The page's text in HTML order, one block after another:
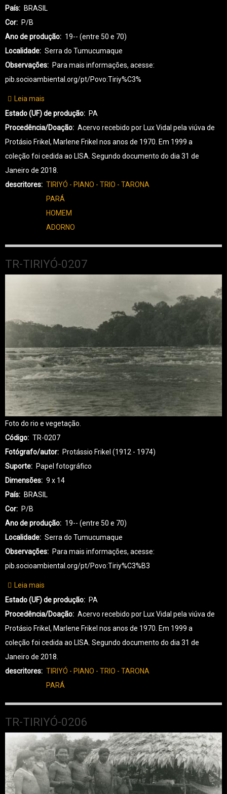
País
BRASIL
Cor
P/B
Ano de produção
19-- (entre 50 e 70)
Localidade
Serra do Tumucumaque
Observações
Para mais informações, acesse:
pib.socioambiental.org/pt/Povo:Tiriy%C3%
Leia mais
TR-
TIRIYÓ-0208
Estado (UF) de produção
PA
Procedência/Doação
Acervo recebido por Lux Vidal pela viúva de
Protásio Frikel, Marlene Frikel nos anos de 1970. Em 1999 a
coleção foi cedida ao LISA. Segundo documento do dia 31 de
Janeiro de 2018.
descritores
TIRIYÓ - PIANO - TRIO - TARONA
PARÁ
HOMEM
ADORNO
TR-TIRIYÓ-0207
Foto do rio e vegetação.
Código
TR-0207
Fotógrafo/autor
Protássio Frikel (1912 - 1974)
Suporte
Papel fotográfico
Dimensões
9 x 14
País
BRASIL
Cor
P/B
Ano de produção
19-- (entre 50 e 70)
Localidade
Serra do Tumucumaque
Observações
Para mais informações, acesse:
pib.socioambiental.org/pt/Povo:Tiriy%C3%B3
Leia mais
TR-
TIRIYÓ-0207
Estado (UF) de produção
PA
Procedência/Doação
Acervo recebido por Lux Vidal pela viúva de
Protásio Frikel, Marlene Frikel nos anos de 1970. Em 1999 a
coleção foi cedida ao LISA. Segundo documento do dia 31 de
Janeiro de 2018.
descritores
TIRIYÓ - PIANO - TRIO - TARONA
PARÁ
TR-TIRIYÓ-0206